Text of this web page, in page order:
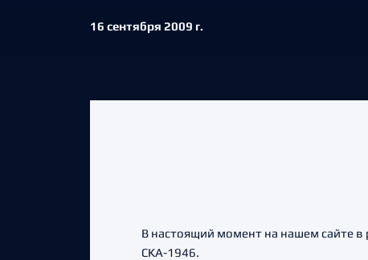
16 сентября 2009 г.
В настоящий момент на нашем сайте
СКА-1946.